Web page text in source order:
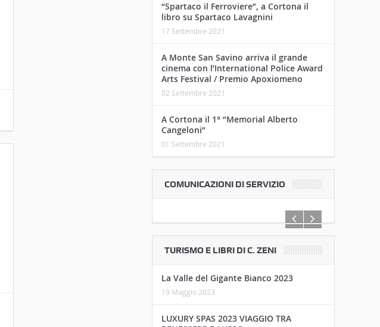
“Spartaco il Ferroviere”, a Cortona il
libro su Spartaco Lavagnini
17 Settembre 2021
A Monte San Savino arriva il grande
cinema con l’International Police Award
Arts Festival / Premio Apoxiomeno
02 Settembre 2021
A Cortona il 1° “Memorial Alberto
Cangeloni”
01 Settembre 2021
COMUNICAZIONI DI SERVIZIO
TURISMO E LIBRI DI C. ZENI
La Valle del Gigante Bianco 2023
19 Maggio 2023
LUXURY SPAS 2023 VIAGGIO TRA